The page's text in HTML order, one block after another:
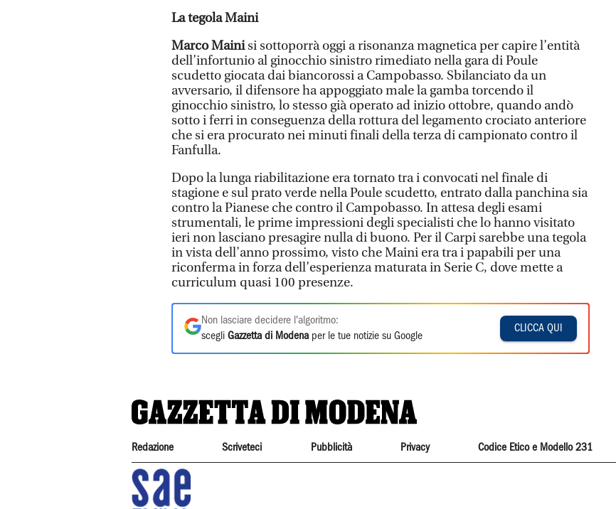
La tegola Maini
Marco Mainisi sottoporrà oggi a risonanza magnetica per capire l’entità
dell’infortunio al ginocchio sinistro rimediato nella gara di Poule
scudetto giocata dai biancorossi a Campobasso. Sbilanciato da un
avversario, il difensore ha appoggiato male la gamba torcendo il
ginocchio sinistro, lo stesso già operato ad inizio ottobre, quando andò
sotto i ferri in conseguenza della rottura del legamento crociato anteriore
che si era procurato nei minuti finali della terza di campionato contro il
Fanfulla.
Dopo la lunga riabilitazione era tornato tra i convocati nel finale di
stagione e sul prato verde nella Poule scudetto, entrato dalla panchina sia
contro la Pianese che contro il Campobasso. In attesa degli esami
strumentali, le prime impressioni degli specialisti che lo hanno visitato
ieri non lasciano presagire nulla di buono. Per il Carpi sarebbe una tegola
in vista dell’anno prossimo, visto che Maini era tra i papabili per una
riconferma in forza dell’esperienza maturata in Serie C, dove mette a
curriculum quasi 100 presenze.
Non lasciare decidere l'algoritmo:
scegli Gazzetta di Modena per le tue notizie su Google
CLICCA QUI
Redazione Scriveteci Pubblicità Privacy Codice Etico e Modello 231